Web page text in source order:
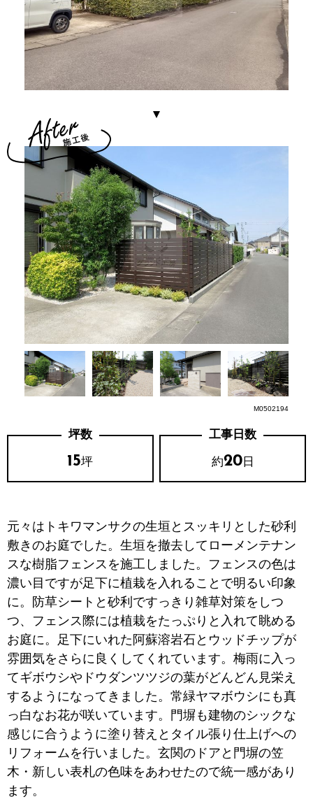
M0502194
坪数
15坪
工事日数
約20日
元々はトキワマンサクの生垣とスッキリとした砂利
敷きのお庭でした。生垣を撤去してローメンテナン
スな樹脂フェンスを施工しました。フェンスの色は
濃い目ですが足下に植栽を入れることで明るい印象
に。防草シートと砂利ですっきり雑草対策をしつ
つ、フェンス際には植栽をたっぷりと入れて眺める
お庭に。足下にいれた阿蘇溶岩石とウッドチップが
雰囲気をさらに良くしてくれています。梅雨に入っ
てギボウシやドウダンツツジの葉がどんどん見栄え
するようになってきました。常緑ヤマボウシにも真
っ白なお花が咲いています。門塀も建物のシックな
感じに合うように塗り替えとタイル張り仕上げへの
リフォームを行いました。玄関のドアと門塀の笠
木・新しい表札の色味をあわせたので統一感があり
ます。